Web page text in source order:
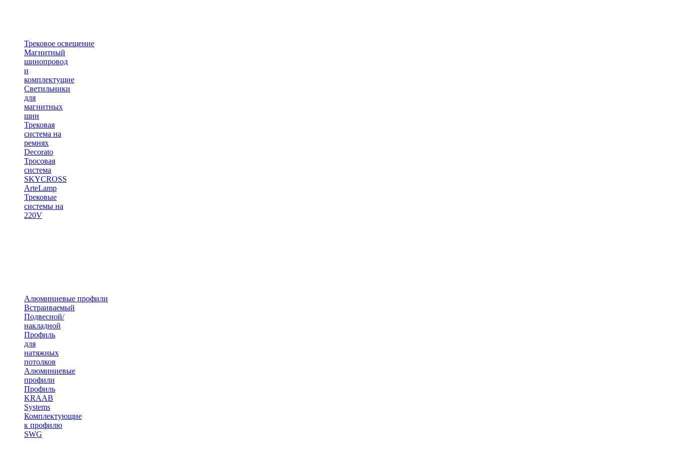
Трековое освещение
Магнитный
шинопровод
и
комплектущие
Светильники
для
магнитных
шин
Трековая
система на
ремнях
Decorato
Тросовая
система
SKYCROSS
ArteLamp
Трековые
системы на
220V
Алюминиевые профили
Встраиваемый
Подвесной/
накладной
Профиль
для
натяжных
потолков
Алюминиевые
профили
Профиль
KRAAB
Systems
Комплектующие
к профилю
SWG